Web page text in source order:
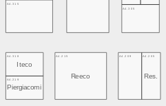
A4.219
Piergiacomi
A4.215
Reeco
A4.209 A4.205
Res.
A4.318
Iteco
A4.315
A4.305